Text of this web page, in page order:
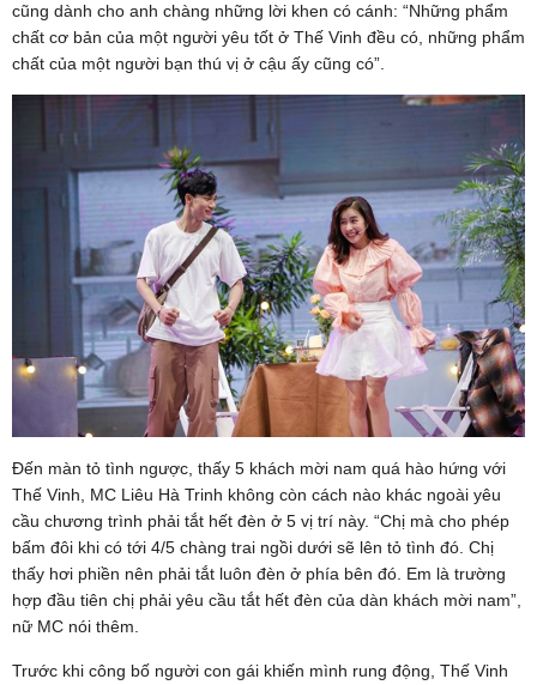
cũng dành cho anh chàng những lời khen có cánh: “Những phẩm
chất cơ bản của một người yêu tốt ở Thế Vinh đều có, những phẩm
chất của một người bạn thú vị ở cậu ấy cũng có”.
Đến màn tỏ tình ngược, thấy 5 khách mời nam quá hào hứng với
Thế Vinh, MC Liêu Hà Trinh không còn cách nào khác ngoài yêu
cầu chương trình phải tắt hết đèn ở 5 vị trí này. “Chị mà cho phép
bấm đôi khi có tới 4/5 chàng trai ngồi dưới sẽ lên tỏ tình đó. Chị
thấy hơi phiền nên phải tắt luôn đèn ở phía bên đó. Em là trường
hợp đầu tiên chị phải yêu cầu tắt hết đèn của dàn khách mời nam”,
nữ MC nói thêm.
Trước khi công bố người con gái khiến mình rung động, Thế Vinh